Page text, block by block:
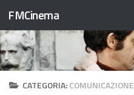
Salta al contenuto
FMCinema
CATEGORIA:COMUNICAZIONE